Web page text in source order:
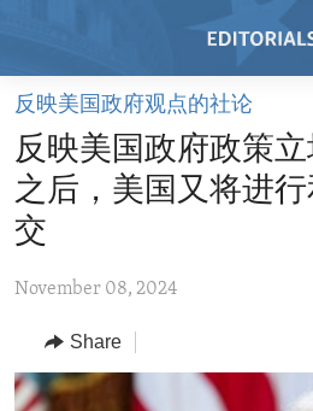
Skip
main
content
Skip
to
main
to
Search
HOME
VIDEO
RADIO
AMERICAS
ASIA
TOPICS
HUMAN RIGHTS
SECURITY AND DEFENSE
ARCHIVE
ABOUT US
反映美国政府观点的社论
反映美国政府政策
之后，美国又将进
交
November 08, 2024
Share